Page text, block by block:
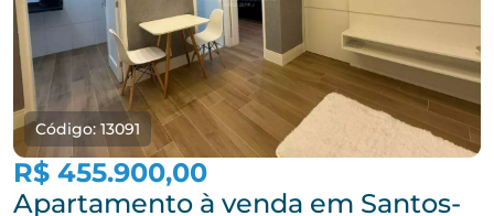
Código: 13091
R$ 455.900,00
Apartamento à venda em Santos-